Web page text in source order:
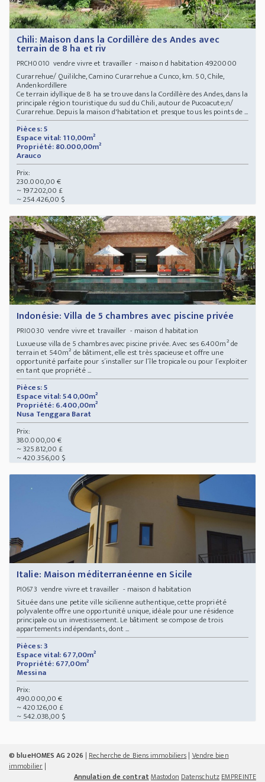
Chili: Maison dans la Cordillère des Andes avec
terrain de 8 ha et riv
PRCH0010 vendre vivre et travailler - maison d habitation 4920000
Curarrehue/ Quililche, Camino Curarrehue a Cunco, km. 50, Chile,
Andenkordillere
Ce terrain idyllique de 8 ha se trouve dans la Cordillère des Andes, dans la
principale région touristique du sud du Chili, autour de Pucoacute;n/
Curarrehue. Depuis la maison d'habitation et presque tous les points de ...
Pièces: 5
Espace vital: 110,00m²
Propriété: 80.000,00m²
Arauco
Prix:
230.000,00 €
~ 197.202,00 £
~ 254.426,00 $
Indonésie: Villa de 5 chambres avec piscine privée
PRI0030 vendre vivre et travailler - maison d habitation
Luxueuse villa de 5 chambres avec piscine privée. Avec ses 6.400m² de
terrain et 540m² de bâtiment, elle est très spacieuse et offre une
opportunité parfaite pour s´installer sur l´île tropicale ou pour l´exploiter
en tant que propriété ...
Pièces: 5
Espace vital: 540,00m²
Propriété: 6.400,00m²
Nusa Tenggara Barat
Prix:
380.000,00 €
~ 325.812,00 £
~ 420.356,00 $
Italie: Maison méditerranéenne en Sicile
PI0673 vendre vivre et travailler - maison d habitation
Située dans une petite ville sicilienne authentique, cette propriété
polyvalente offre une opportunité unique, idéale pour une résidence
principale ou un investissement. Le bâtiment se compose de trois
appartements indépendants, dont ...
Pièces: 3
Espace vital: 677,00m²
Propriété: 677,00m²
Messina
Prix:
490.000,00 €
~ 420.126,00 £
~ 542.038,00 $
© blueHOMES AG 2026 | Recherche de Biens immobiliers | Vendre bien
immobilier |
Annulation de contratMastodon Datenschutz EMPREINTE